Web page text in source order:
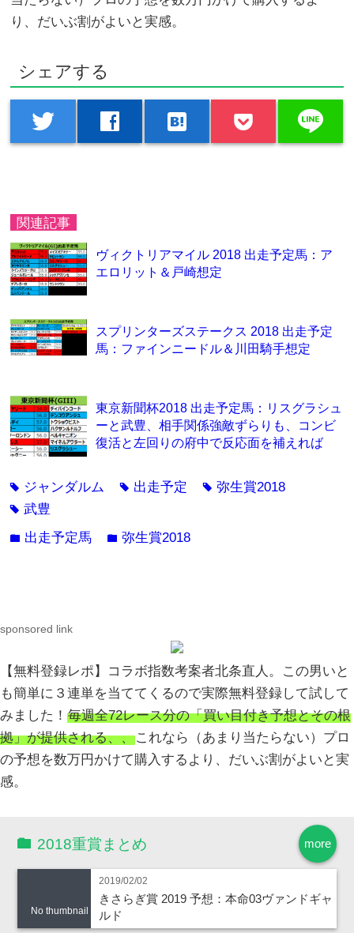
り、だいぶ割がよいと実感。
シェアする
twitter facebook hatenabookmark line
関連記事
ヴィクトリアマイル 2018 出走予定馬：ア
エロリット＆戸崎想定
スプリンターズステークス 2018 出走予定
馬：ファインニードル＆川田騎手想定
東京新聞杯2018 出走予定馬：リスグラシュ
ーと武豊、相手関係強敵ずらりも、コンビ
復活と左回りの府中で反応面を補えれば
tag ジャンダルム tag 出走予定 tag弥生賞2018
tag武豊
folder 出走予定馬 folder弥生賞2018
sponsored link
【無料登録レポ】コラボ指数考案者北条直人。この男いと
も簡単に３連単を当ててくるので実際無料登録して試して
みました！ 毎週全72レース分の「買い目付き予想とその根
拠」が提供される、、これなら（あまり当たらない）プロ
の予想を数万円かけて購入するより、だいぶ割がよいと実
感。
more
2018重賞まとめ
No thumbnail
2019/02/02
きさらぎ賞 2019 予想：本命03ヴァンドギャ
ルド